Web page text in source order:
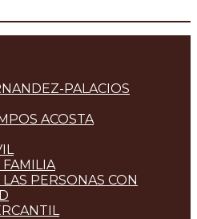
PALACIOS
ACOSTA
PERSONAS CON